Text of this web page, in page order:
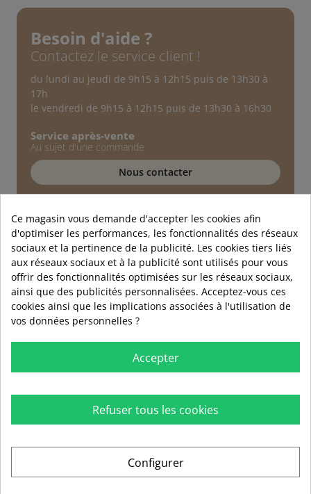
Besoin d'aide ?
Contactez le service client !
du lundi au jeudi de 9h15 à 12h15 puis de 13h30 à
17h
le vendredi de 9h15 à 12h15 puis de 13h30 à 16h30
Service après-vente
Au sujet d'une commande
Nous contacter
Conseils d'experts
01 89 72 40 90

Ce magasin vous demande d'accepter les cookies afin
d'optimiser les performances, les fonctionnalités des réseaux
sociaux et la pertinence de la publicité. Les cookies tiers liés
aux réseaux sociaux et à la publicité sont utilisés pour vous
offrir des fonctionnalités optimisées sur les réseaux sociaux,
ainsi que des publicités personnalisées. Acceptez-vous ces
cookies ainsi que les implications associées à l'utilisation de
vos données personnelles ?
Accepter
Refuser tous les cookies
Configurer